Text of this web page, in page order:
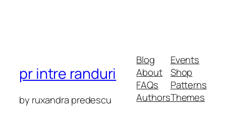
pr intre randuri
by ruxandra predescu
Blog
About
FAQs
Authors
Events
Shop
Patterns
Themes